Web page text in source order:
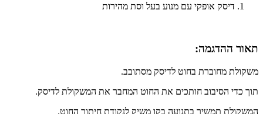
דיסק אופקי עם מנוע בעל וסת מהירות
תאור ההדגמה:​
משקולת מחוברת בחוט לדיסק מסתובב.
תוך כדי הסיבוב חותכים את החוט המחבר את המשקולת לדיסק.
המשקולת תמשיך בתנועה בקו משיק לנקודת חיתוך החוט.